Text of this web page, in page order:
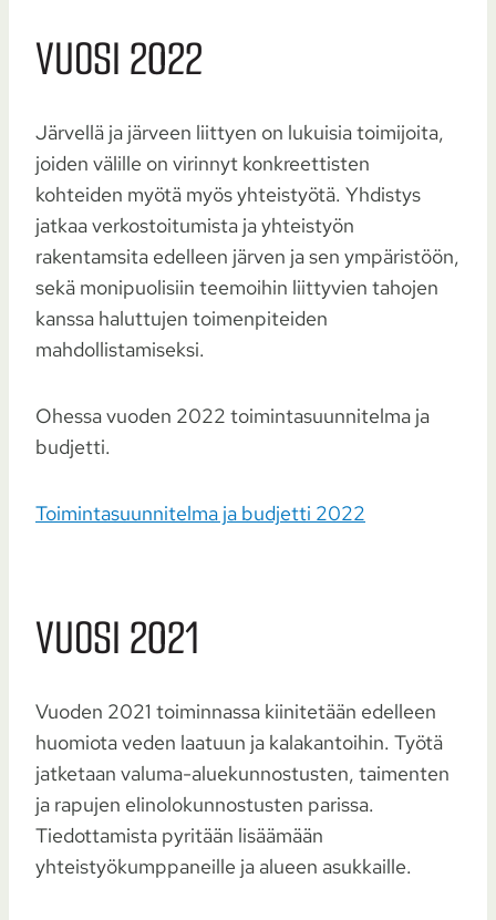
VUOSI 2022
Järvellä ja järveen liittyen on lukuisia toimijoita,
joiden välille on virinnyt konkreettisten
kohteiden myötä myös yhteistyötä. Yhdistys
jatkaa verkostoitumista ja yhteistyön
rakentamsita edelleen järven ja sen ympäristöön,
sekä monipuolisiin teemoihin liittyvien tahojen
kanssa haluttujen toimenpiteiden
mahdollistamiseksi.
Ohessa vuoden 2022 toimintasuunnitelma ja
budjetti.
Toimintasuunnitelma ja budjetti 2022
VUOSI 2021
Vuoden 2021 toiminnassa kiinitetään edelleen
huomiota veden laatuun ja kalakantoihin. Työtä
jatketaan valuma-aluekunnostusten, taimenten
ja rapujen elinolokunnostusten parissa.
Tiedottamista pyritään lisäämään
yhteistyökumppaneille ja alueen asukkaille.